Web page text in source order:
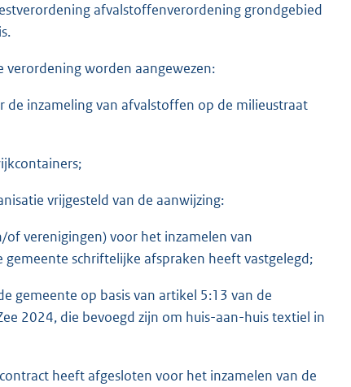
afvalstoffenverordening grondgebied
verordening worden aangewezen:
de inzameling van afvalstoffen op de milieustraat
vrijgesteld van de aanwijzing:
verenigingen) voor het inzamelen van
schriftelijke afspraken heeft vastgelegd;
gemeente op basis van artikel 5:13 van de
2024, die bevoegd zijn om huis-aan-huis textiel in
heeft afgesloten voor het inzamelen van de